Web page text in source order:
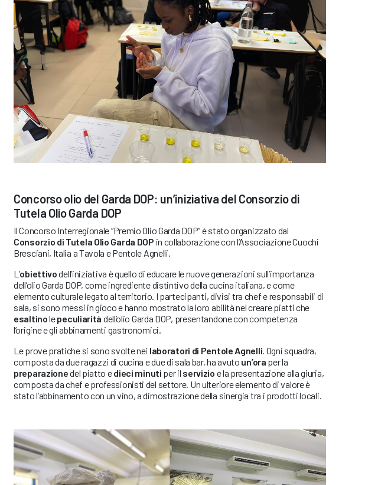
Concorso olio del Garda DOP: un’iniziativa del Consorzio di
Tutela Olio Garda DOP
Il Concorso Interregionale “Premio Olio Garda DOP” è stato organizzato dal
Consorzio di Tutela Olio Garda DOP in collaborazione con l’Associazione Cuochi
Bresciani, Italia a Tavola e Pentole Agnelli.
L’obiettivodell’iniziativa è quello di educare le nuove generazioni sull’importanza
dell’olio Garda DOP, come ingrediente distintivo della cucina italiana, e come
elemento culturale legato al territorio. I partecipanti, divisi tra chef e responsabili di
sala, si sono messi in gioco e hanno mostrato la loro abilità nel creare piatti che
esaltinolepeculiarità dell’olio Garda DOP, presentandone con competenza
l’origine e gli abbinamenti gastronomici.
Le prove pratiche si sono svolte nei laboratori di Pentole Agnelli. Ogni squadra,
composta da due ragazzi di cucina e due di sala bar, ha avuto un’ora per la
preparazionedel piatto edieci minuti per il servizio e la presentazione alla giuria,
composta da chef e professionisti del settore. Un ulteriore elemento di valore è
stato l’abbinamento con un vino, a dimostrazione della sinergia tra i prodotti locali.